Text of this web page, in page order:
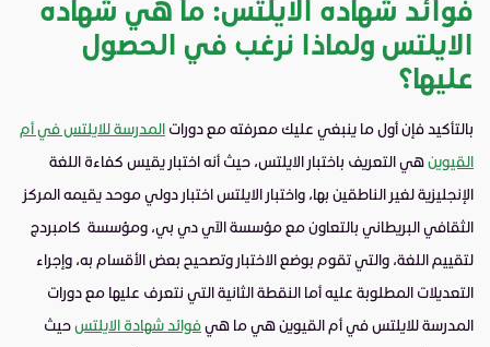
فوائد شهاده الايلتس: ما هي شهاده
الايلتس ولماذا نرغب في الحصول
عليها؟
بالتأكيد فإن أول ما ينبغي عليك معرفته مع دورات المدرسة للايلتس في أم
القيوينهي التعريف باختبار الايلتس، حيث أنه اختبار يقيس كفاءة اللغة
الإنجليزية لغير الناطقين بها، واختبار الايلتس اختبار دولي موحد يقيمه المركز
الثقافي البريطاني بالتعاون مع مؤسسة الآي دي بي، ومؤسسة كامبردج
لتقييم اللغة، والتي تقوم بوضع الاختبار وتصحيح بعض الأقسام به، وإجراء
التعديلات المطلوبة عليه أما النقطة الثانية التي نتعرف عليها مع دورات
المدرسة للايلتس في أم القيوين هي ما هيفوائد شهادة الايلتسحيث